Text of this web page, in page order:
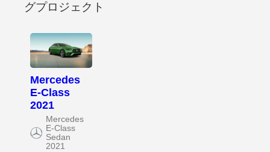
グプロジェクト
Mercedes
E-Class
2021
Mercedes
E-Class
Sedan
2021